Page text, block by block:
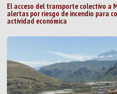
El acceso del transporte colectivo a
alertas por riesgo de incendio para
actividad económica